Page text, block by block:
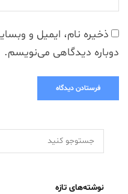
ذخیره نام، ایمیل و
دوباره دیدگاهی می‌نویسم.
نوشته‌های تازه